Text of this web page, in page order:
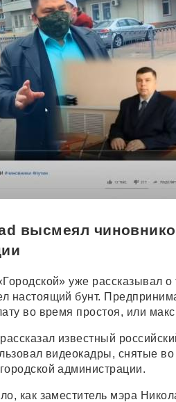
высмеял
уже рассказывал
настоящий бунт.
во время простоя, или
известный
видеокадры, снятые
администрации.
как заместитель мэра